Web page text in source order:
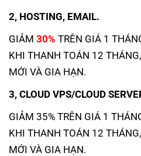
2, HOSTING, EMAIL.
GIẢM 30% TRÊN GIÁ 1
KHI THANH TOÁN 12
MỚI VÀ GIA HẠN.
3, CLOUD VPS/CLOUD
GIẢM 35% TRÊN GIÁ 1
KHI THANH TOÁN 12
MỚI VÀ GIA HẠN.